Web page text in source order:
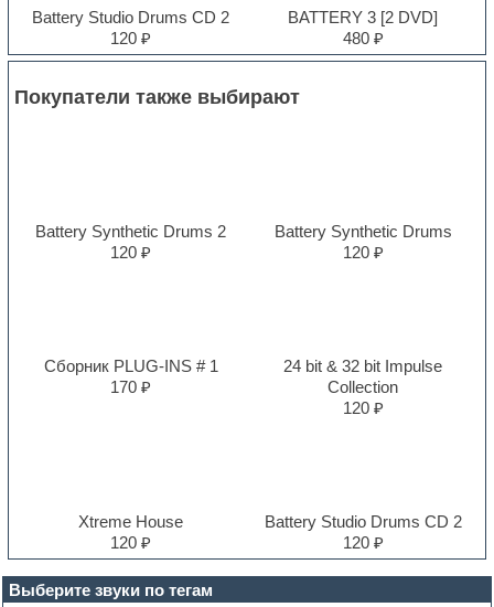
Выберите звуки по тегам
Battery Studio Drums CD 2
120 ₽
BATTERY 3 [2 DVD]
480 ₽
Покупатели также выбирают
Battery Synthetic Drums 2
120 ₽
Battery Synthetic Drums
120 ₽
Сборник PLUG-INS # 1
170 ₽
24 bit & 32 bit Impulse
Collection
120 ₽
Xtreme House
120 ₽
Battery Studio Drums CD 2
120 ₽